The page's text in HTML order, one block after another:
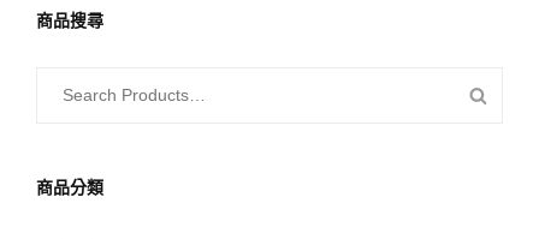
商品搜尋
FOR:
商品分類